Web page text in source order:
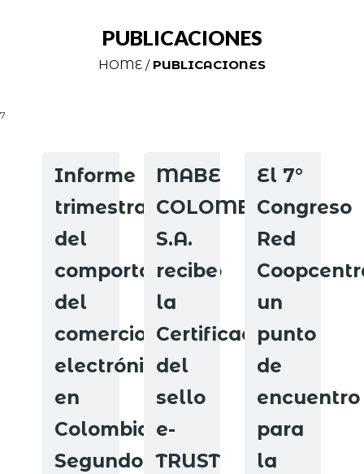
PUBLICACIONES
HOME / PUBLICACIONES
7
Informe
trimestral
del
comportamiento
del
comercio
electrónico
en
Colombia
Segundo
MABE
COLOMBIA
S.A.
recibe
la
Certificación
del
sello
e-
TRUST
El 7°
Congreso
Red
un
punto
de
encuentro
para
la